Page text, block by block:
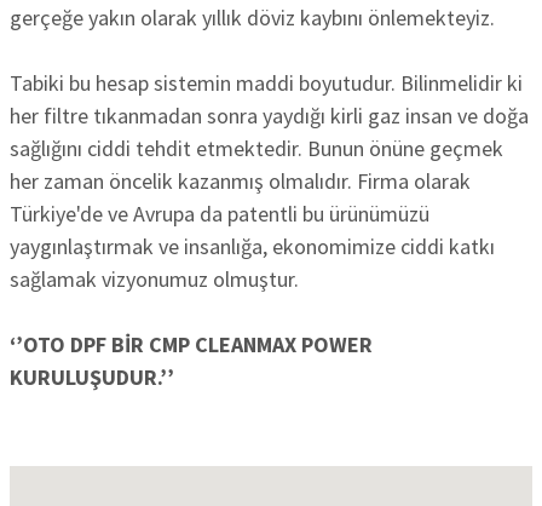
gerçeğe yakın olarak yıllık döviz kaybını önlemekteyiz.
Tabiki bu hesap sistemin maddi boyutudur. Bilinmelidir ki
her filtre tıkanmadan sonra yaydığı kirli gaz insan ve doğa
sağlığını ciddi tehdit etmektedir. Bunun önüne geçmek
her zaman öncelik kazanmış olmalıdır. Firma olarak
Türkiye'de ve Avrupa da patentli bu ürünümüzü
yaygınlaştırmak ve insanlığa, ekonomimize ciddi katkı
sağlamak vizyonumuz olmuştur.
‘’OTO DPF BİR CMP CLEANMAX POWER
KURULUŞUDUR.’’